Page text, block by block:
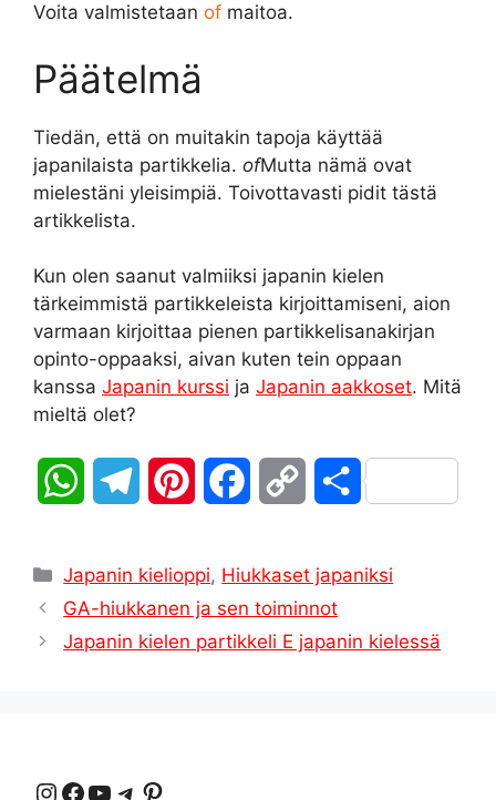
Voita valmistetaan of maitoa.
Päätelmä
Tiedän, että on muitakin tapoja käyttää
japanilaista partikkelia. ofMutta nämä ovat
mielestäni yleisimpiä. Toivottavasti pidit tästä
artikkelista.
Kun olen saanut valmiiksi japanin kielen
tärkeimmistä partikkeleista kirjoittamiseni, aion
varmaan kirjoittaa pienen partikkelisanakirjan
opinto-oppaaksi, aivan kuten tein oppaan
kanssa Japanin kurssi ja Japanin aakkoset. Mitä
mieltä olet?
W
a
t
l
e
n
t
c
e
p
y
S
a
Kategoriat
Japanin kielioppi, Hiukkaset japaniksi
GA-hiukkanen ja sen toiminnot
Japanin kielen partikkeli E japanin kielessä
Instagram Facebook YouTube Telegrammi Pinterest